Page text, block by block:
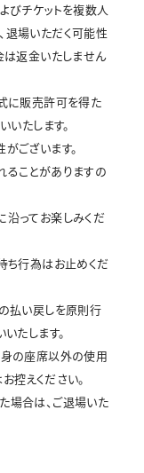
びチケットを複数人
場いただく可能性
は返金いたしません
に販売許可を得た
いたします。
ございます。
ことがありますの
ってお楽しみくだ
ち行為はお止めくだ
払い戻しを原則行
たします。
の座席以外の使用
控えください。
合は、ご退場いた